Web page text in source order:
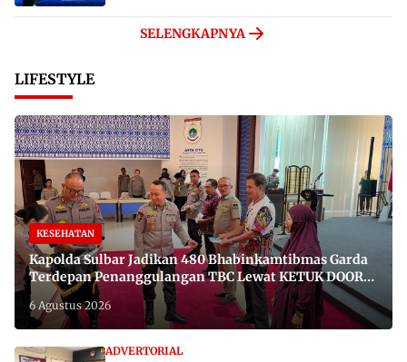
SELENGKAPNYA
LIFESTYLE
KESEHATAN
Kapolda Sulbar Jadikan 480 Bhabinkamtibmas Garda
Terdepan Penanggulangan TBC Lewat KETUK DOORS
di 650 Desa
6 Agustus 2026
ADVERTORIAL